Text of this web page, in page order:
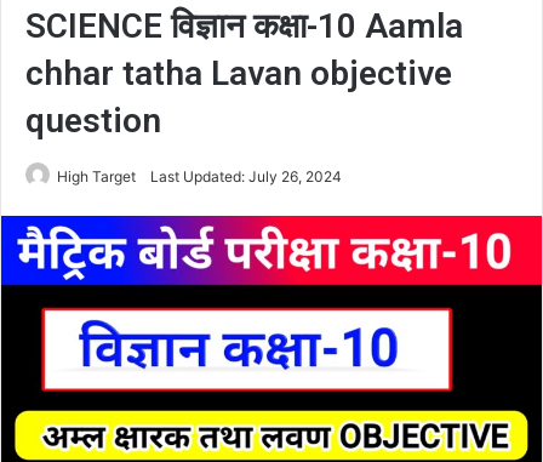
SCIENCE विज्ञान कक्षा-10 Aamla
chhar tatha Lavan objective
question
High Target Last Updated: July 26, 2024